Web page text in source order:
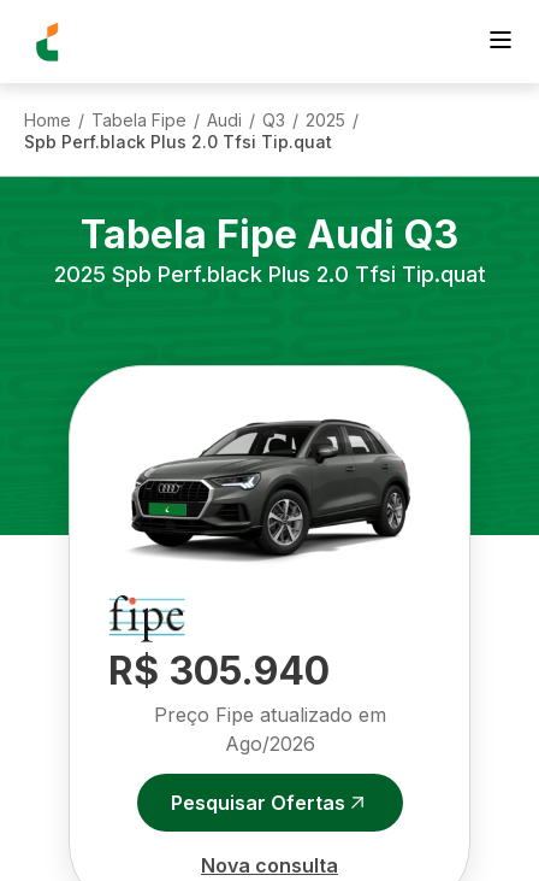
Home / Tabela Fipe / Audi / Q3 / 2025 /
Spb Perf.black Plus 2.0 Tfsi Tip.quat
Tabela Fipe Audi Q3
2025 Spb Perf.black Plus 2.0 Tfsi Tip.quat
R$ 305.940
Preço Fipe atualizado em
Ago/2026
Pesquisar Ofertas
Nova consulta